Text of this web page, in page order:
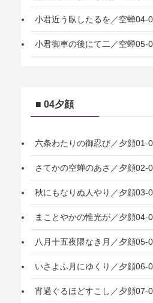
小君近う臥したるを／空蝉04-
小君御車の後にて二／空蝉05-
■ 04夕顔
六条わたりの御忍び／夕顔01-
さてかの空蝉のあさ／夕顔02-
秋にもなりぬ人やり／夕顔03-
まことやかの惟光が／夕顔04-
八月十五夜隈なき月／夕顔05-
いさよふ月にゆくり／夕顔06-
宵過ぐるほどすこし／夕顔07-